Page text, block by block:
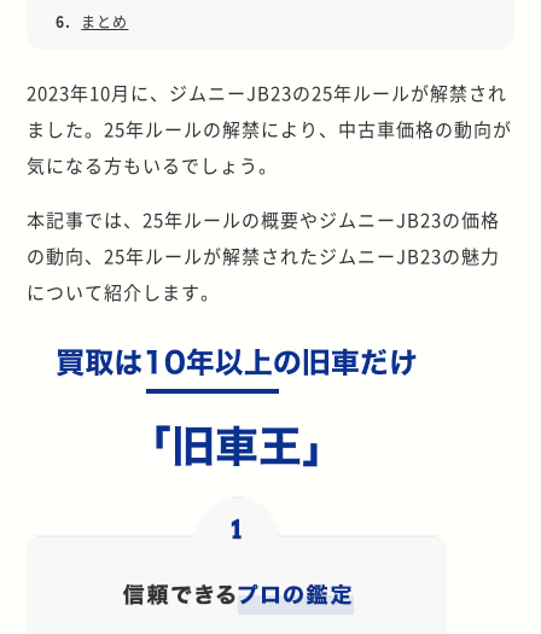
6.
まとめ
2023年10月に、ジムニーJB23の25年ルールが解禁され
ました。25年ルールの解禁により、中古車価格の動向が
気になる方もいるでしょう。
本記事では、25年ルールの概要やジムニーJB23の価格
の動向、25年ルールが解禁されたジムニーJB23の魅力
について紹介します。